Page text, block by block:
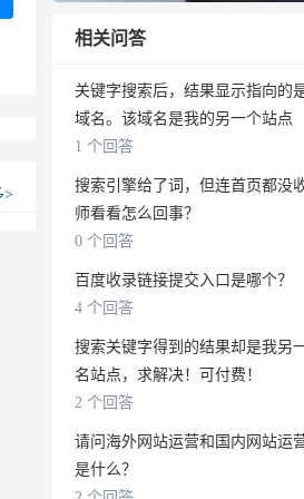
>
相关问答
关键字搜索后，结果显示指向的
域名。该域名是我的另一个站点
1 个回答
搜索引擎给了词，但连首页都没
师看看怎么回事？
0 个回答
百度收录链接提交入口是哪个？
4 个回答
搜索关键字得到的结果却是我另
名站点，求解决！可付费！
2 个回答
请问海外网站运营和国内网站运
是什么？